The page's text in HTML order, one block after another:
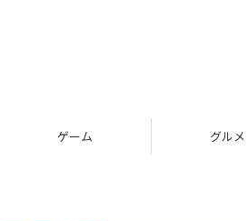
ゲーム グルメ